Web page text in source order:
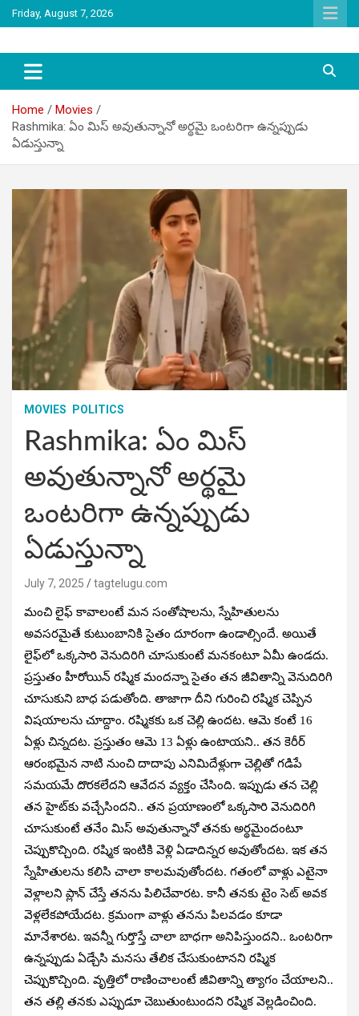
Skip
to
Friday, August 7, 2026
Tag Telugu
Home
Movies
Rashmika: ఏం మిస్ అవుతున్నానో అర్థమై ఒంటరిగా ఉన్నప్పుడు
ఏడుస్తున్నా
MOVIES POLITICS
Rashmika: ఏం మిస్
అవుతున్నానో అర్థమై
ఒంటరిగా ఉన్నప్పుడు
ఏడుస్తున్నా
July 7, 2025 tagtelugu.com
మంచి లైఫ్ కావాలంటే మన సంతోషాలను, స్నేహితులను
అవసరమైతే కుటుంబానికి సైతం దూరంగా ఉండాల్సిందే. అయితే
లైఫ్‌లో ఒక్కసారి వెనుదిరిగి చూసుకుంటే మనకంటూ ఏమీ ఉండదు.
ప్రస్తుతం హీరోయిన్ రష్మిక మందన్నా సైతం తన జీవితాన్ని వెనుదిరిగి
చూసుకుని బాధ పడుతోంది. తాజాగా దీని గురించి రష్మిక చెప్పిన
విషయాలను చూద్దాం. రష్మికకు ఒక చెల్లి ఉందట. ఆమె కంటే 16
ఏళ్లు చిన్నదట. ప్రస్తుతం ఆమె 13 ఏళ్లు ఉంటాయని.. తన కెరీర్
ఆరంభమైన నాటి నుంచి దాదాపు ఎనిమిదేళ్లుగా చెల్లితో గడిపే
సమయమే దొరకలేదని ఆవేదన వ్యక్తం చేసింది. ఇప్పుడు తన చెల్లి
తన హైట్‌కు వచ్చేసిందని.. తన ప్రయాణంలో ఒక్కసారి వెనుదిరిగి
చూసుకుంటే తనేం మిస్ అవుతున్నానో తనకు అర్థమైందంటూ
చెప్పుకొచ్చింది. రష్మిక ఇంటికి వెళ్లి ఏడాదిన్నర అవుతోందట. ఇక తన
స్నేహితులను కలిసి చాలా కాలమవుతోందట. గతంలో వాళ్లు ఎటైనా
వెళ్లాలని ప్లాన్ చేస్తే తనను పిలిచేవారట. కానీ తనకు టైం సెట్ అవక
వెళ్లలేకపోయేదట. క్రమంగా వాళ్లు తనను పిలవడం కూడా
మానేశారట. ఇవన్నీ గుర్తొస్తే చాలా బాధగా అనిపిస్తుందని.. ఒంటరిగా
ఉన్నప్పుడు ఏడ్చేసి మనసు తేలిక చేసుకుంటానని రష్మిక
చెప్పుకొచ్చింది. వృత్తిలో రాణించాలంటే జీవితాన్ని త్యాగం చేయాలని..
తన తల్లి తనకు ఎప్పుడూ చెబుతుంటుందని రష్మిక వెల్లడించింది.